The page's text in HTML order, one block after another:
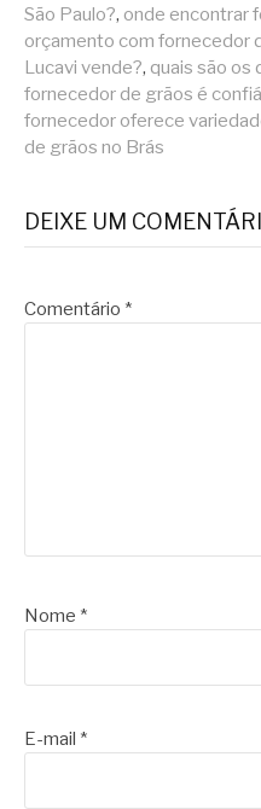
São Paulo?, onde encontrar
orçamento com fornecedor
Lucavi vende?, quais são os
fornecedor de grãos é
fornecedor oferece
de grãos no Brás
DEIXE UM
Comentário *
Nome *
E-mail *